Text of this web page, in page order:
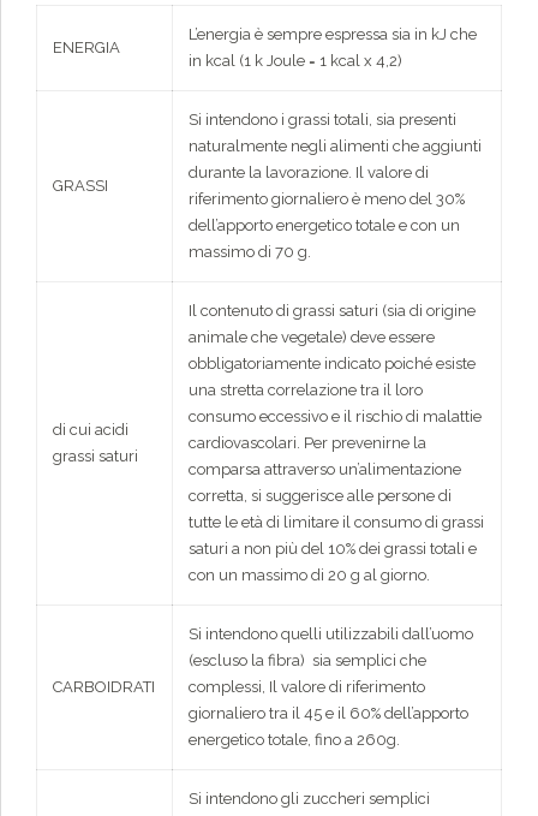
ENERGIA
L’energia è sempre espressa sia in kJ che
in kcal (1 k Joule = 1 kcal x 4,2)
GRASSI
Si intendono i grassi totali, sia presenti
naturalmente negli alimenti che aggiunti
durante la lavorazione. Il valore di
riferimento giornaliero è meno del 30%
dell’apporto energetico totale e con un
massimo di 70 g.
di cui acidi
grassi saturi
Il contenuto di grassi saturi (sia di origine
animale che vegetale) deve essere
obbligatoriamente indicato poiché esiste
una stretta correlazione tra il loro
consumo eccessivo e il rischio di malattie
cardiovascolari. Per prevenirne la
comparsa attraverso un’alimentazione
corretta, si suggerisce alle persone di
tutte le età di limitare il consumo di grassi
saturi a non più del 10% dei grassi totali e
con un massimo di 20 g al giorno.
CARBOIDRATI
Si intendono quelli utilizzabili dall’uomo
(escluso la fibra) sia semplici che
complessi, Il valore di riferimento
giornaliero tra il 45 e il 60% dell’apporto
energetico totale, fino a 260g.
Si intendono gli zuccheri semplici